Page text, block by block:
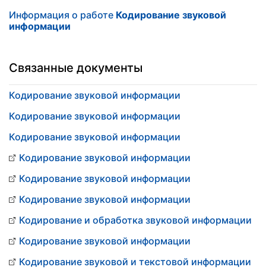
Информация о работе Кодирование звуковой
информации
Связанные документы
Кодирование звуковой информации
Кодирование звуковой информации
Кодирование звуковой информации
Кодирование звуковой информации
Кодирование звуковой информации
Кодирование звуковой информации
Кодирование и обработка звуковой информации
Кодирование звуковой информации
Кодирование звуковой и текстовой информации